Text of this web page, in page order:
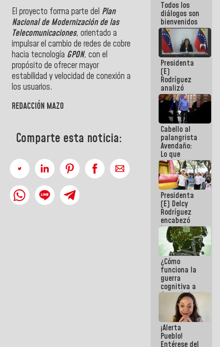
El proyecto forma parte del Plan
Nacional de Modernización de las
Telecomunicaciones, orientado a
impulsar el cambio de redes de cobre
hacia tecnología GPON, con el
propósito de ofrecer mayor
estabilidad y velocidad de conexión a
los usuarios.
REDACCIÓN MAZO
Comparte esta noticia:
presencial
para el
diálogo
Todos los
diálogos son
bienvenidos
siempre que
estén en el
marco de la
Constitución
de la
República
Presidenta
(E)
Rodríguez
analizó
junto a
gobernadores
planes de
recuperación
del Sistema
Eléctrico
Nacional
Cabello al
palangrista
Avendaño:
Lo que
vayas a
escribir
hazlo hoy
por que no
sabemos si
la semana
que viene
hay
programa
Presidenta
(E) Delcy
Rodríguez
encabezó
lanzamiento
del Plan
Nacional de
Recreación
Vacacional
¿Cómo
funciona la
guerra
cognitiva a
favor de la
narrativa
hegemónica?
(1)
¡Alerta
Pueblo!
Entérese del